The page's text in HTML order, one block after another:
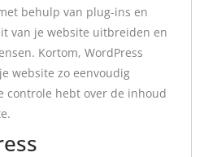
behulp van plug-ins en
van je website uitbreiden en
Kortom, WordPress
website zo eenvoudig
controle hebt over de inhoud